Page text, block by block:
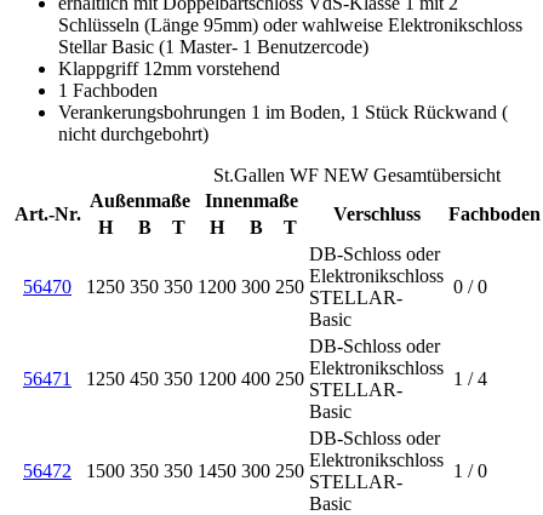
Schlüsseln (Länge 95mm) oder wahlweise Elektronikschloss
Stellar Basic (1 Master- 1 Benutzercode)
Klappgriff 12mm vorstehend
1 Fachboden
Verankerungsbohrungen 1 im Boden, 1 Stück Rückwand (
nicht durchgebohrt)
St.Gallen WF NEW Gesamtübersicht
Art.-Nr.
Außenmaße Innenmaße
Verschluss Fachboden
H B T H B T
56470 1250 350 350 1200 300 250
DB-Schloss oder
Elektronikschloss
STELLAR-
Basic
0 / 0
56471 1250 450 350 1200 400 250
DB-Schloss oder
Elektronikschloss
STELLAR-
Basic
1 / 4
56472 1500 350 350 1450 300 250
DB-Schloss oder
Elektronikschloss
STELLAR-
Basic
1 / 0